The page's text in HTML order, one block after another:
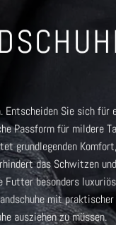
Entscheiden Sie sich für
Passform für mildere
grundlegenden
das Schwitzen
besonders
mit praktischer
ausziehen zu müssen.